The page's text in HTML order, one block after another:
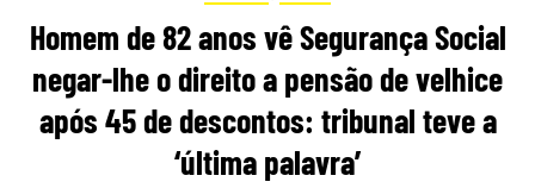
Homem de 82 anos vê Segurança Social
negar-lhe o direito a pensão de velhice
após 45 de descontos: tribunal teve a
‘última palavra’